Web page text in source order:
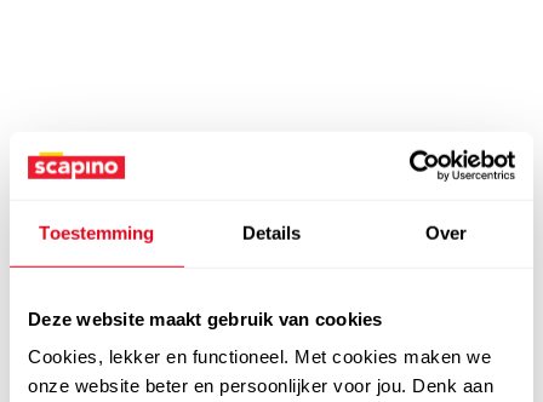
Toestemming Details Over
Deze website maakt gebruik van cookies
Cookies, lekker en functioneel. Met cookies maken we
onze website beter en persoonlijker voor jou. Denk aan